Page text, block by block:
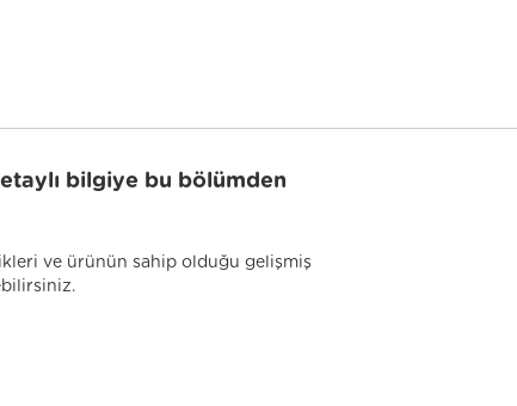
bilgiye bu bölümden
ve ürünün sahip olduğu gelişmiş